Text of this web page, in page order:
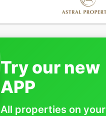
Try our new
APP
All properties on your